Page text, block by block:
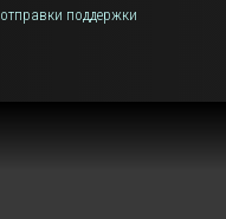
отправки поддержки